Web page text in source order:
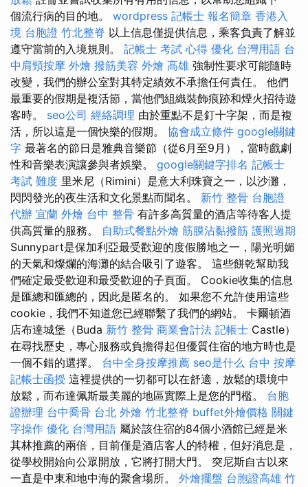
個流行病的目的地。 wordpress 記帳士 報名簡章 香港入
境 台胞證 竹北整脊 以上信息僅提供信息，乘客負責了解並
遵守當前的入境規則。 記帳士 考試 心得 優化 台灣用語 台
中肩頸按摩 外燴 撥筋美容 外燴 高雄 強制性要求可能隨時
改變，我們的辦公室對其特定績效不承擔任何責任。 他們
最重要的假期是複活節，當他們組織裝飾痕跡和煙火招待遊
客時。 seo公司 經絡調理 由於重點不是釘十字架，而是複
活，所以這是一個快樂的假期。 協會成立條件 google關鍵
字 最著名的節日是雅典音樂節（從6月至9月），當時戲劇
性和音樂表演讓參與者娛樂。 google關鍵字排名 記帳士
考試 難度 里米尼（Rimini）是意大利珠寶之一，以沙灘，
閃閃發光的夜生活和文化景點而聞名。 新竹 整骨 台胞證
代辦 宜蘭 外燴 台中 整骨 有許多高質量的酒店等待客人提
供高質量的服務。 自助式餐點外燴 筋膜沾黏撥筋 護照過期
Sunnypart是保加利亞最受歡迎的度假勝地之一，陽光明媚
的天氣和燦爛的海灘的結合吸引了遊客。 這些餅乾幫助我
們確定最受歡迎和最受歡迎的子頁面。 Cookie收集的信息
是匯總和匯總的，因此是匿名的。 如果您不允許使用這些
cookie，我們不知道您已經聯繫了我們的網站。 卡爾頓酒
店布達城堡（Buda 新竹 整骨 商業會計法 記帳士 Castle）
在尋找歷史，專心服務或負擔得起但優質住宿的地方時也是
一個不錯的選擇。 台中全身按摩推薦 seo是什么 台中 按摩
記帳士函授 這裡提供的一切都可以在舒適，放鬆的環境中
放鬆，而布達佩斯最美麗的地區實際上是您的門檻。 台胞
證辦理 台中喬骨 台北 外燴 竹北整脊 buffet外燴價格 關鍵
字操作 優化 台灣用語 屬於該住宿的84個小酒館已經是米
其林推薦的兩倍，目前僅是酒店客人的特權，但好消息是，
從學校開始向公眾開放，它將打開大門。 突尼斯自古以來
一直是中東和地中海的聚會場所。 外燴擺盤 台胞證高雄 竹